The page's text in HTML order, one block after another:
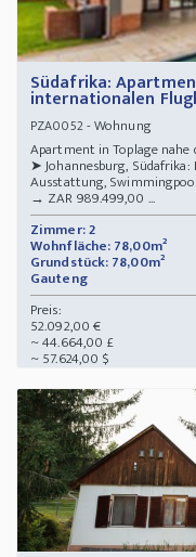
Südafrika:
internationalen
PZA0052- Wohnung
Apartment in Toplage
➤ Johannesburg,
Ausstattung,
→ ZAR 989.499,00 ...
Zimmer: 2
Wohnfläche: 78,00m²
Grundstück: 78,00m²
Gauteng
Preis:
52.092,00 €
~ 44.664,00 £
~ 57.624,00 $